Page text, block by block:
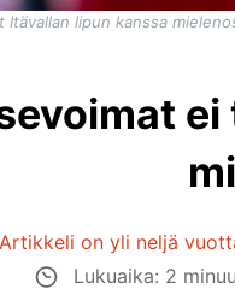
lipun kanssa
Artikkeli on yli neljä
Lukuaika: 2